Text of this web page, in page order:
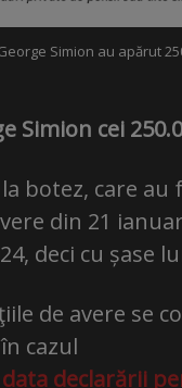
Simion au apărut
Simion cei
botez, care
din 21
deci cu șase
de avere se
cazul
declarării